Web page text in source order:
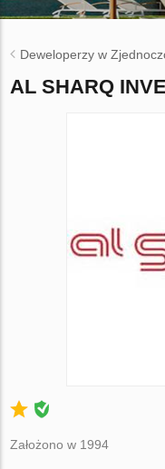
Deweloperzy w
AL SHARQ
Założono w 1994